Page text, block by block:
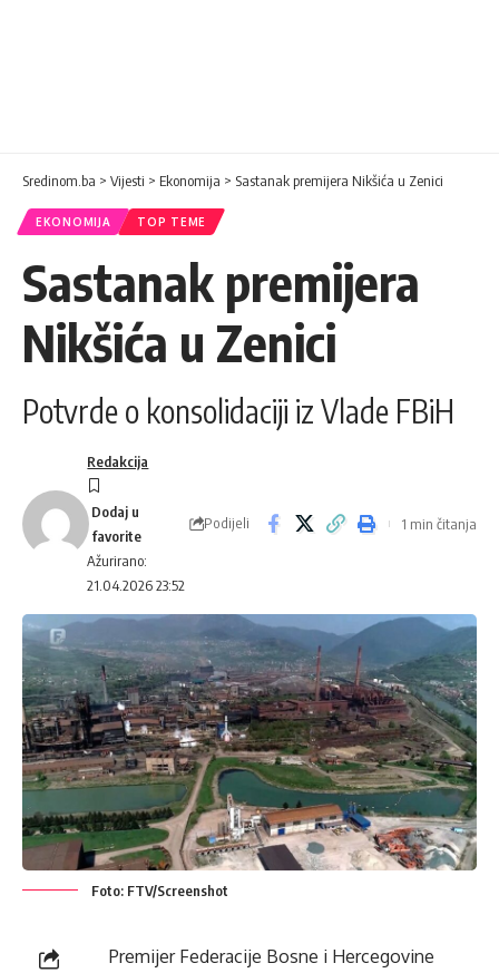
Sredinom.ba > Vijesti > Ekonomija > Sastanak premijera Nikšića u Zenici
EKONOMIJA TOP TEME
Sastanak premijera
Nikšića u Zenici
Potvrde o konsolidaciji iz Vlade FBiH
Ažurirano:
21.04.2026 23:52
Redakcija
Podijeli 1 min čitanja
Foto: FTV/Screenshot
Premijer Federacije Bosne i Hercegovine